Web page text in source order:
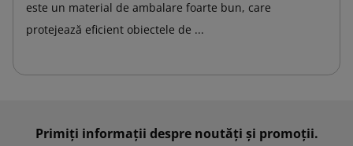
este un material de ambalare foarte bun, care
protejează eficient obiectele de ...
Primiți informații despre noutăți și promoții.